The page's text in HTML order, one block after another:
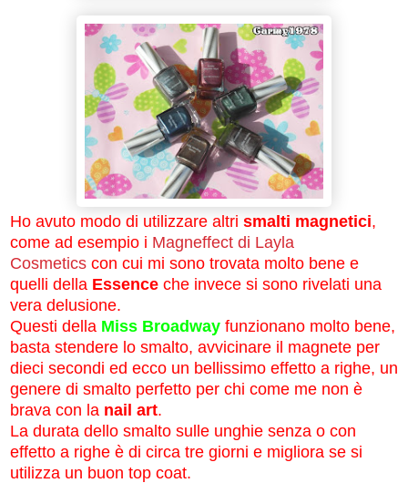
Ho avuto modo di utilizzare altri smalti magnetici,
come ad esempio i Magneffect di Layla
Cosmetics con cui mi sono trovata molto bene e
quelli della Essence che invece si sono rivelati una
vera delusione.
Questi della Miss Broadway funzionano molto bene,
basta stendere lo smalto, avvicinare il magnete per
dieci secondi ed ecco un bellissimo effetto a righe, un
genere di smalto perfetto per chi come me non è
brava con la nail art.
La durata dello smalto sulle unghie senza o con
effetto a righe è di circa tre giorni e migliora se si
utilizza un buon top coat.